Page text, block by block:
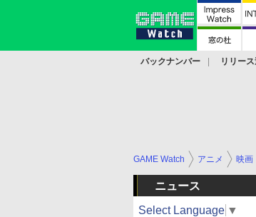
バックナンバー リリー
GAME Watch アニメ 映画
ニュース
Select Language ▼